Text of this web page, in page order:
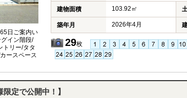
日ご案内い
イン階段/
トリー/タタ
ースペース
建物面積 103.92㎡
築年月 2026年4月
29枚
限定で公開中！】